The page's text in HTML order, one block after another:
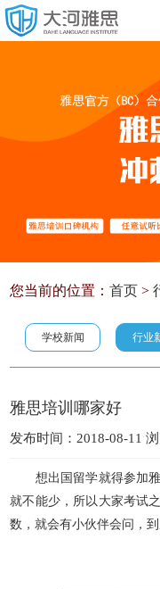
您当前的位置：首页 >
学校新闻 行业
雅思培训哪家好
发布时间：2018-08-11
想出国留学就得参加雅
就不能少，所以大家考试
数，就会有小伙伴会问，